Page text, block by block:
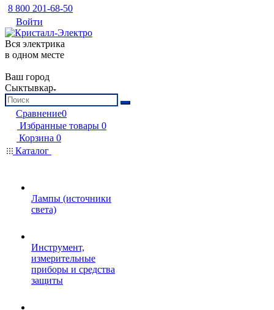
8 800 201-68-50
Войти
Вся электрика
в одном месте
Ваш город
Сыктывкар
Сравнение0
Избранные товары 0
Корзина 0
Каталог
Лампы (источники
света)
Инструмент,
измерительные
приборы и средства
защиты